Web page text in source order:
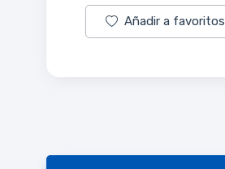
Añadir a favoritos